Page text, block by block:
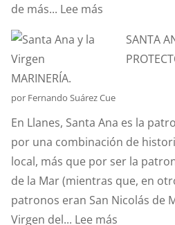
de más... Lee más:
ANÉCDOTA
ESTANDARTE
DE
SANTA
ANA?
SANTA
MARINERÍA.
por Fernando Suárez Cue
En Llanes, Santa Ana es la
por una combinación de
local, más que por ser la
de la Mar (mientras que, en
patronos eran San Nicolás de
Virgen del... Lee más: